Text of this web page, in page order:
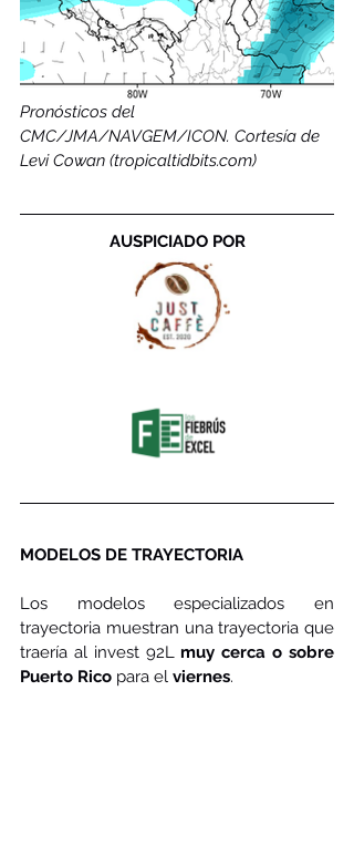
Pronósticos del
CMC/JMA/NAVGEM/ICON. Cortesía de
Levi Cowan (tropicaltidbits.com)
AUSPICIADO POR
MODELOS DE TRAYECTORIA
Los modelos especializados en
trayectoria muestran una trayectoria que
traería al invest 92L muy cerca o sobre
Puerto Rico para el viernes.